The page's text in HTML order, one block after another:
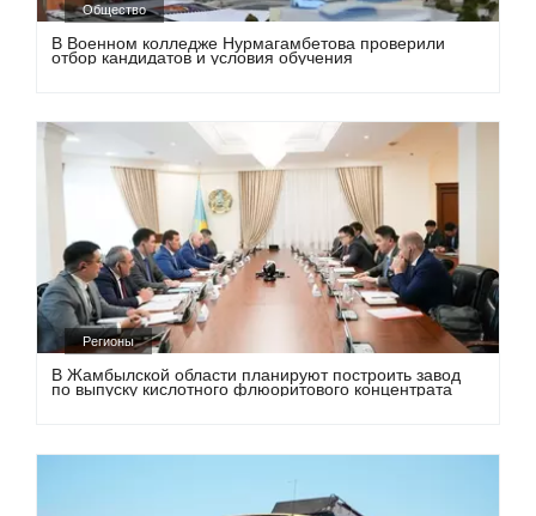
Общество
В Военном колледже Нурмагамбетова проверили
отбор кандидатов и условия обучения
Регионы
В Жамбылской области планируют построить завод
по выпуску кислотного флюоритового концентрата